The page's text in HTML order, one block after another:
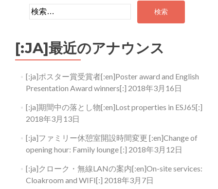
検索:
[:JA]最近のアナウンス
[:ja]ポスター賞受賞者[:en]Poster award and English
Presentation Award winners[:] 2018年3月16日
[:ja]期間中の落とし物[:en]Lost properties in ESJ65[:]
2018年3月13日
[:ja]ファミリー休憩室開設時間変更 [:en]Change of
opening hour: Family lounge [:] 2018年3月12日
[:ja]クローク・無線LANの案内[:en]On-site services:
Cloakroom and WIFI[:] 2018年3月7日